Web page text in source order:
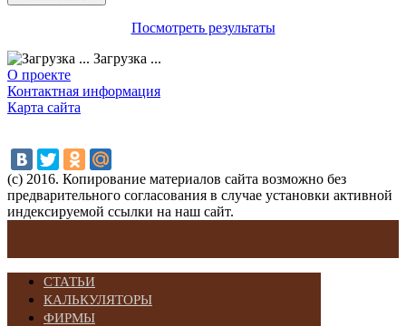
Посмотреть результаты
Загрузка ...
О проекте
Контактная информация
Карта сайта
(с) 2016. Копирование материалов сайта возможно без
предварительного согласования в случае установки активной
индексируемой ссылки на наш сайт.
СТАТЬИ
КАЛЬКУЛЯТОРЫ
ФИРМЫ